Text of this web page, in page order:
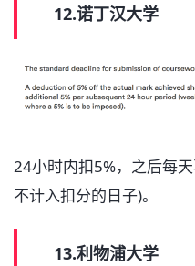
12.诺丁汉大学
24小时内扣5%，之后每
不计入扣分的日子)。
13.利物浦大学